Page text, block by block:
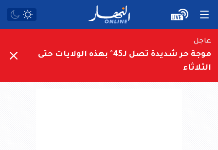
عاجل
موجة حر شديدة تصل لـ45° بهذه الولايات حتى
الثلاثاء